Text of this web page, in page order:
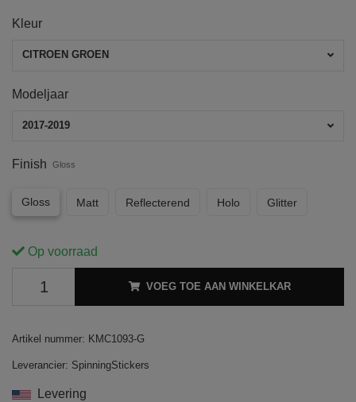
Kleur
CITROEN GROEN
Modeljaar
2017-2019
Finish Gloss
Gloss Matt Reflecterend Holo Glitter
Op voorraad
VOEG TOE AAN WINKELKAR
Artikel nummer: KMC1093-G
Leverancier: SpinningStickers
Levering